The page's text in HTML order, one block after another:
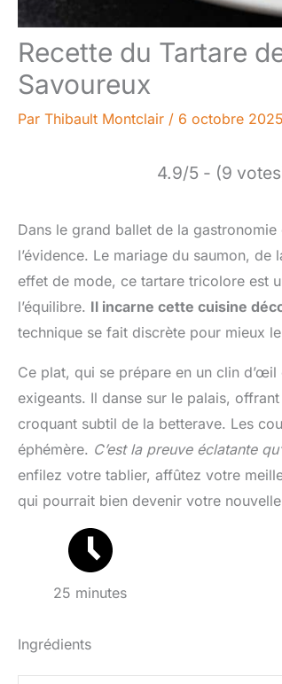
Recette du Tartare
Savoureux
Par Thibault Montclair / 6 octobre 2025
4.9/5 - (9
Dans le grand ballet de la
l’évidence. Le mariage du saumon,
effet de mode, ce tartare tricolore est
l’équilibre. Il incarne cette cuisine
technique se fait discrète pour mieux
Ce plat, qui se prépare en un clin
exigeants. Il danse sur le palais,
croquant subtil de la betterave. Les
éphémère. C’est la preuve éclatante
enfilez votre tablier, affûtez votre
qui pourrait bien devenir votre
25 minutes
Ingrédients